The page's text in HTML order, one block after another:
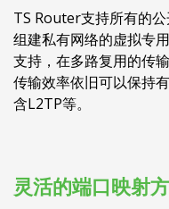
TS Router支持所有的
组建私有网络的虚拟专
支持，在多路复用的传
传输效率依旧可以保持
含L2TP等。
灵活的端口映射